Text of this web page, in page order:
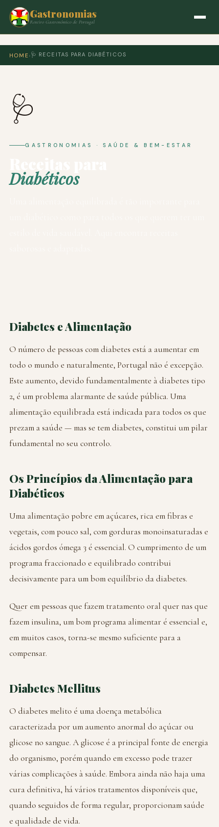
Gastronomias
Roteiro Gastronómico de Portugal
HOME › 🩺 RECEITAS PARA DIABÉTICOS
🩺
GASTRONOMIAS · SAÚDE & BEM-ESTAR
Diabéticos
Diabetes e Alimentação
O número de pessoas com diabetes está a aumentar em
todo o mundo e naturalmente, Portugal não é excepção.
Este aumento, devido fundamentalmente à diabetes tipo
2, é um problema alarmante de saúde pública. Uma
alimentação equilibrada está indicada para todos os que
prezam a saúde — mas se tem diabetes, constitui um pilar
fundamental no seu controlo.
Os Princípios da Alimentação para
Diabéticos
Uma alimentação pobre em açúcares, rica em fibras e
vegetais, com pouco sal, com gorduras monoinsaturadas e
ácidos gordos ómega 3 é essencial. O cumprimento de um
programa fraccionado e equilibrado contribui
decisivamente para um bom equilíbrio da diabetes.
Quer em pessoas que fazem tratamento oral quer nas que
fazem insulina, um bom programa alimentar é essencial e,
em muitos casos, torna-se mesmo suficiente para a
compensar.
Diabetes Mellitus
O diabetes melito é uma doença metabólica
caracterizada por um aumento anormal do açúcar ou
glicose no sangue. A glicose é a principal fonte de energia
do organismo, porém quando em excesso pode trazer
várias complicações à saúde. Embora ainda não haja uma
cura definitiva, há vários tratamentos disponíveis que,
quando seguidos de forma regular, proporcionam saúde
e qualidade de vida.